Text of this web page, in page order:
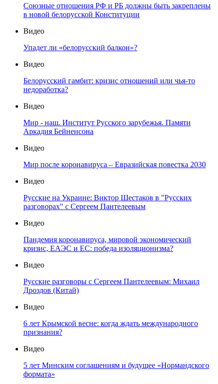
Союзные отношения РФ и РБ должны быть закреплены
в новой белорусской Конституции
Видео
Упадет ли «белорусский балкон»?
Видео
Белорусский гамбит: кризис отношений или чья-то
недоработка?
Видео
Мир - наш. Институт Русского зарубежья. Памяти
Аркадия Бейненсона
Видео
Мир после коронавируса – Евразийская повестка 2030
Видео
Русские на Украине: Виктор Шестаков в "Русских
разговорах" с Сергеем Пантелеевым
Видео
Пандемия коронавируса, мировой экономический
кризис, ЕАЭС и ЕС: победа изоляционизма?
Видео
Русские разговоры с Сергеем Пантелеевым: Михаил
Дроздов (Китай)
Видео
6 лет Крымской весне: когда ждать международного
признания?
Видео
5 лет Минским соглашениям и будущее «Нормандского
формата»